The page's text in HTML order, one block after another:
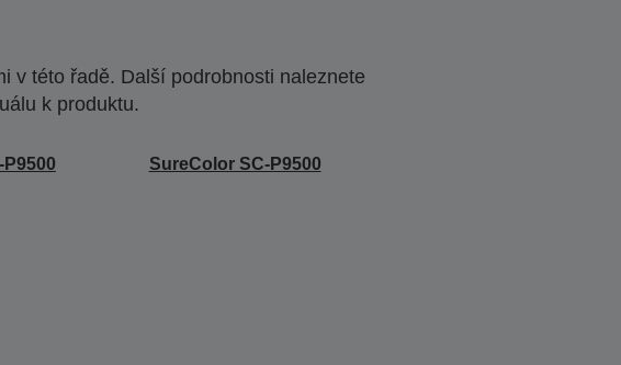
v této řadě. Další podrobnosti naleznete
k produktu.
SureColor SC-P9500